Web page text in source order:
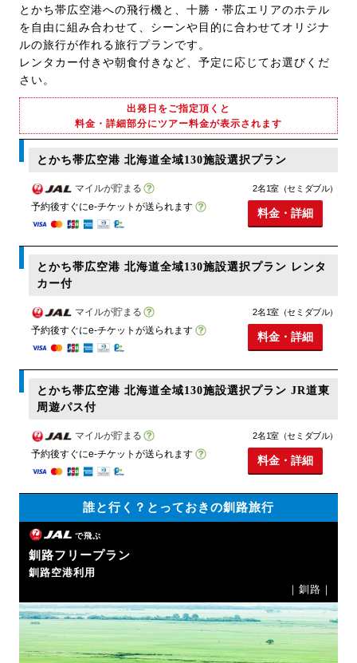
とかち帯広空港への飛行機と、十勝・帯広エリアのホテル
を自由に組み合わせて、シーンや目的に合わせてオリジナ
ルの旅行が作れる旅行プランです。
レンタカー付きや朝食付きなど、予定に応じてお選びくだ
さい。
出発日をご指定頂くと
料金・詳細部分にツアー料金が表示されます
とかち帯広空港 北海道全域130施設選択プラン
マイルが貯まる
予約後すぐにe-チケットが送られます
2名1室（セミダブル）
料金・詳細
とかち帯広空港 北海道全域130施設選択プラン レンタ
カー付
マイルが貯まる
予約後すぐにe-チケットが送られます
2名1室（セミダブル）
料金・詳細
とかち帯広空港 北海道全域130施設選択プラン JR道東
周遊パス付
マイルが貯まる
予約後すぐにe-チケットが送られます
2名1室（セミダブル）
料金・詳細
誰と行く？とっておきの釧路旅行
で飛ぶ
釧路フリープラン
釧路空港利用
｜釧路｜